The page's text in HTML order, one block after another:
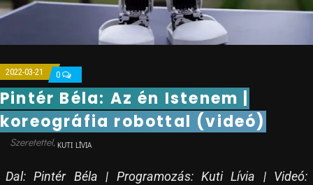
2022-03-21 0
Pintér Béla: Az én Istenem |
koreográfia robottal (videó)
KUTI LÍVIA
Dal: Pintér Béla | Programozás: Kuti Lívia | Videó: